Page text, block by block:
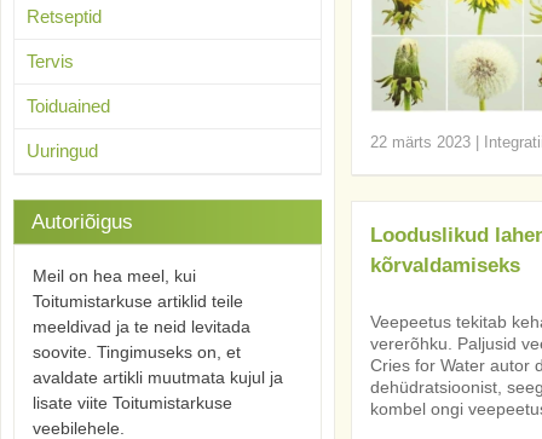
22 märts 2023
Looduslikud
kõrvaldamiseks
Veepeetus tekitab
vererõhku. Paljusid
Cries for Water autor
dehüdratsioonist,
kombel ongi
Retseptid
Tervis
Toiduained
Uuringud
Autoriõigus
Meil on hea meel, kui
Toitumistarkuse artiklid teile
meeldivad ja te neid levitada
soovite. Tingimuseks on, et
avaldate artikli muutmata kujul ja
lisate viite Toitumistarkuse
veebilehele.